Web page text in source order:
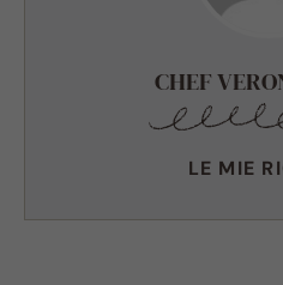
CHEF
LE MIE